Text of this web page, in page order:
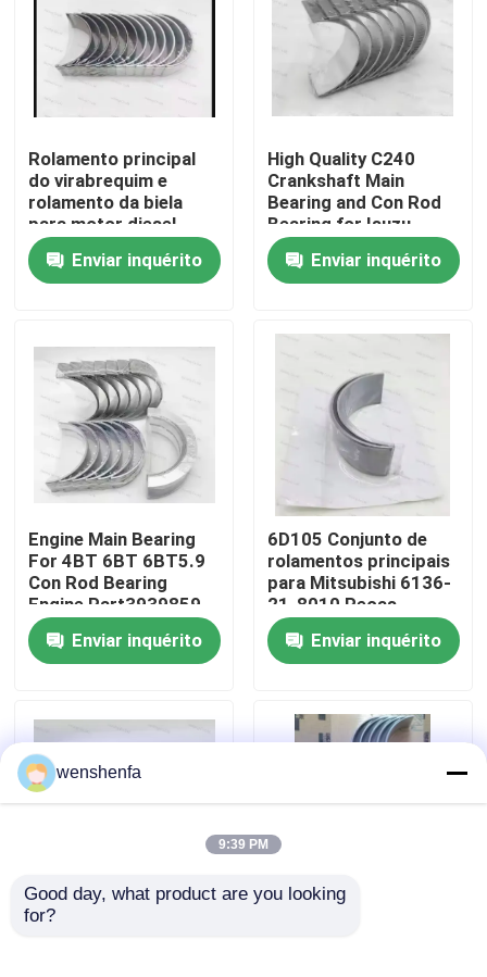
Para casa
Produtos
vídeos
Sobre nós
Visita à fábrica
Contacte-nos
Casos
Rolamento principal
do virabrequim e
rolamento da biela
para motor diesel
6D114, peça 3950661
3945918Enviar inquérito
High Quality C240
Crankshaft Main
Bearing and Con Rod
Bearing for Isuzu
Motor Diesel Engine
Part Enviar inquérito
Engine Main Bearing
For 4BT 6BT 6BT5.9
Con Rod Bearing
Engine Part3939859
3802070
Enviar inquérito
6D105 Conjunto de
rolamentos principais
para Mitsubishi 6136-
21-8010 Peças
sobressalentes
Rolamentos de
motores diesel
Enviar inquérito
Rolamentos principais
wenshenfa
9:39 PM
Good day, what product are you looking
for?